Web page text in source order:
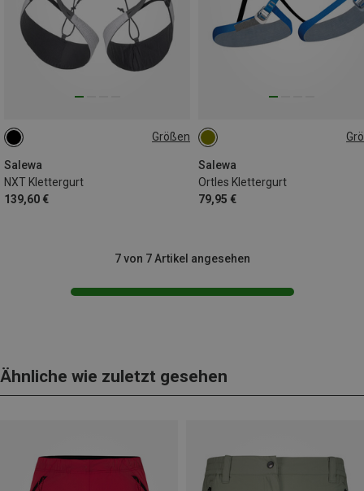
Größen
Salewa
NXT Klettergurt
139,60 €
S | 71-79CM
XL | 95-105CM
Salewa
Ortles Klettergurt
79,95 €
S-M | 70-94CM
7 von 7 Artikel angesehen
Ähnliche wie zuletzt gesehen